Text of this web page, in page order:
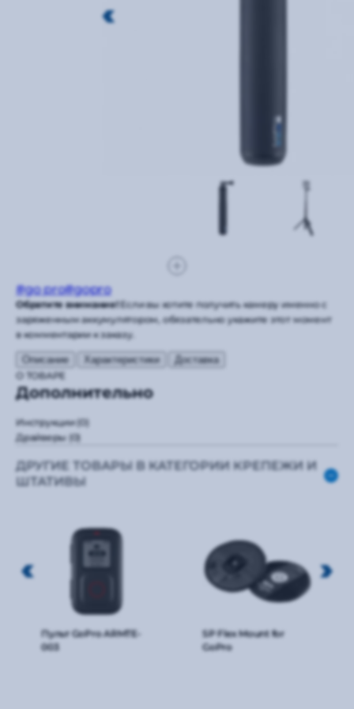
#go pro#gopro
Обратите внимание!Если вы хотите получить камеру именно с
заряженным аккумулятором, обязательно укажите этот момент
в комментарии к заказу.
Описание Характеристики
Доставка
О ТОВАРЕ
Дополнительно
Инструкции(0)
Драйверы (0)
ДРУГИЕ ТОВАРЫ В КАТЕГОРИИ КРЕПЕЖИ И
ШТАТИВЫ
Пульт GoPro ARMTE-
003
SP Flex Mount for
GoPro